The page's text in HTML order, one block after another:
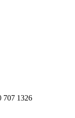
707 1326